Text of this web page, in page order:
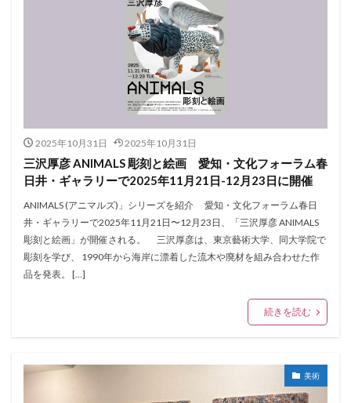
2025年10月31日 2025年10月31日
三沢厚彦 ANIMALS 彫刻と絵画 愛知・文化フォーラム春
日井・ギャラリーで2025年11月21日-12月23日に開催
ANIMALS (アニマルズ)」シリーズを紹介 愛知・文化フォーラム春日
井・ギャラリーで2025年11月21日〜12月23日、「三沢厚彦 ANIMALS
彫刻と絵画」が開催される。 三沢厚彦は、東京藝術大学、同大学院で
彫刻を学び、 1990年から海岸に漂着した流木や廃材を組み合わせた作
品を発表。 […]
続きを読む
美術